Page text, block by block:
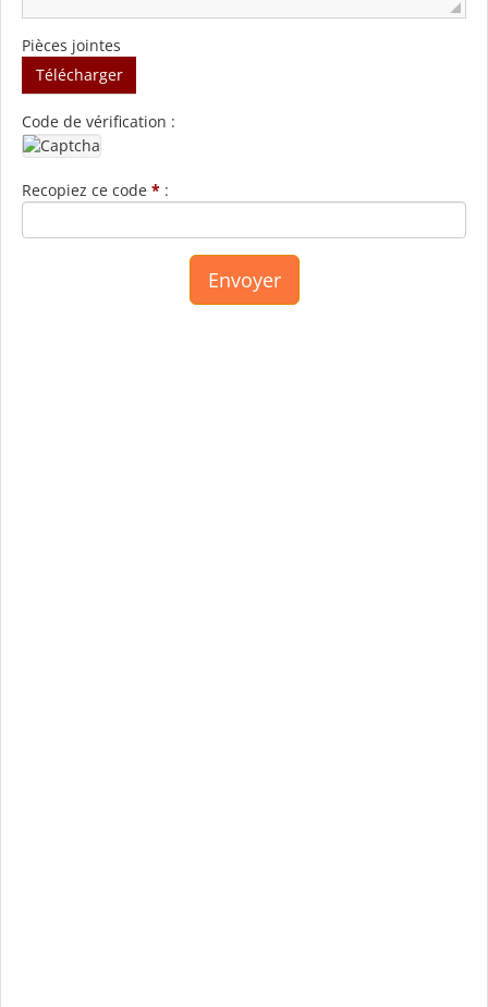
Pièces jointes
Télécharger
Code de vérification :
Recopiez ce code * :